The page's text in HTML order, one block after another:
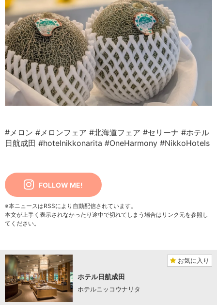
#メロン #メロンフェア #北海道フェア #セリーナ #ホテル
日航成田 #hotelnikkonarita #OneHarmony #NikkoHotels
FOLLOW ME!
※本ニュースはRSSにより自動配信されています。
本文が上手く表示されなかったり途中で切れてしまう場合はリンク元を参照し
てください。
お気に入り
ホテル日航成田
ホテルニッコウナリタ